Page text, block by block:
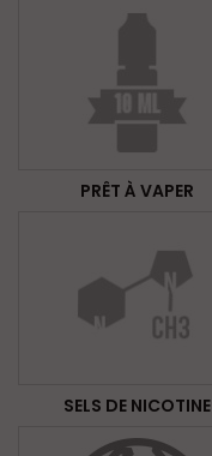
PRÊT À VAPER
SELS DE NICOTINE